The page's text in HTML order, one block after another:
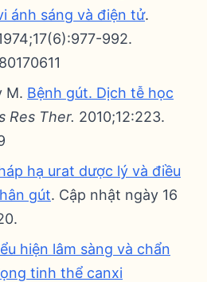
ánh sáng và điện tử.
992.
M. Bệnh gút. Dịch tễ học
Res Ther. 2010;12:223.
hạ urat dược lý và điều
gút. Cập nhật ngày 16
hiện lâm sàng và chẩn
tinh thể canxi